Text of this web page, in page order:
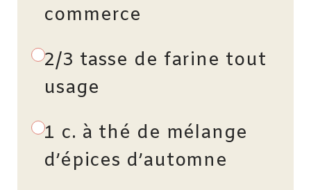
commerce
2/3 tasse de farine tout
usage
1 c. à thé de mélange
d’épices d’automne